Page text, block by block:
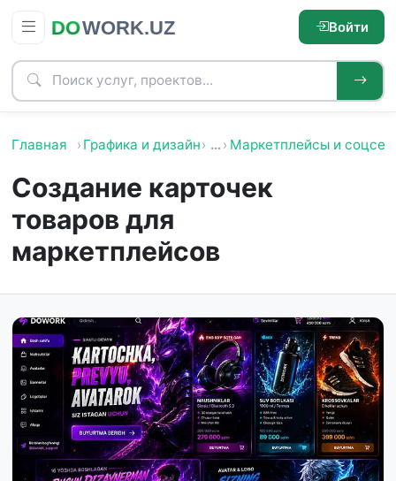
Войти
Главная Графика и дизайн … Маркетплейсы и
Создание карточек
товаров для
маркетплейсов